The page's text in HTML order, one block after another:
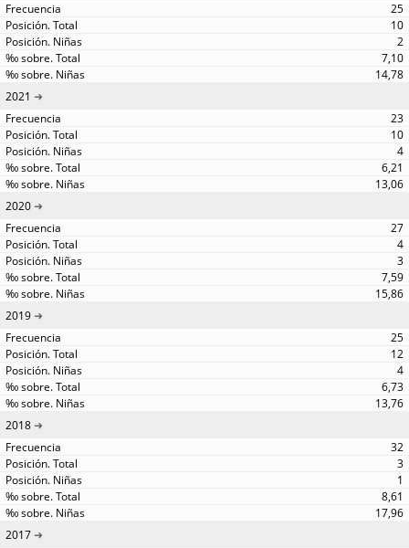
25
10
2
7,10
14,78
2021
23
10
4
6,21
13,06
2020
27
4
3
7,59
15,86
2019
25
12
4
6,73
13,76
2018
32
3
1
8,61
17,96
2017